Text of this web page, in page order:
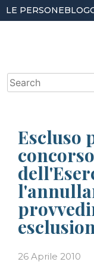
Skip
to
LE PERSONEBLOG
Search
for:
Escluso
26 Aprile 2010